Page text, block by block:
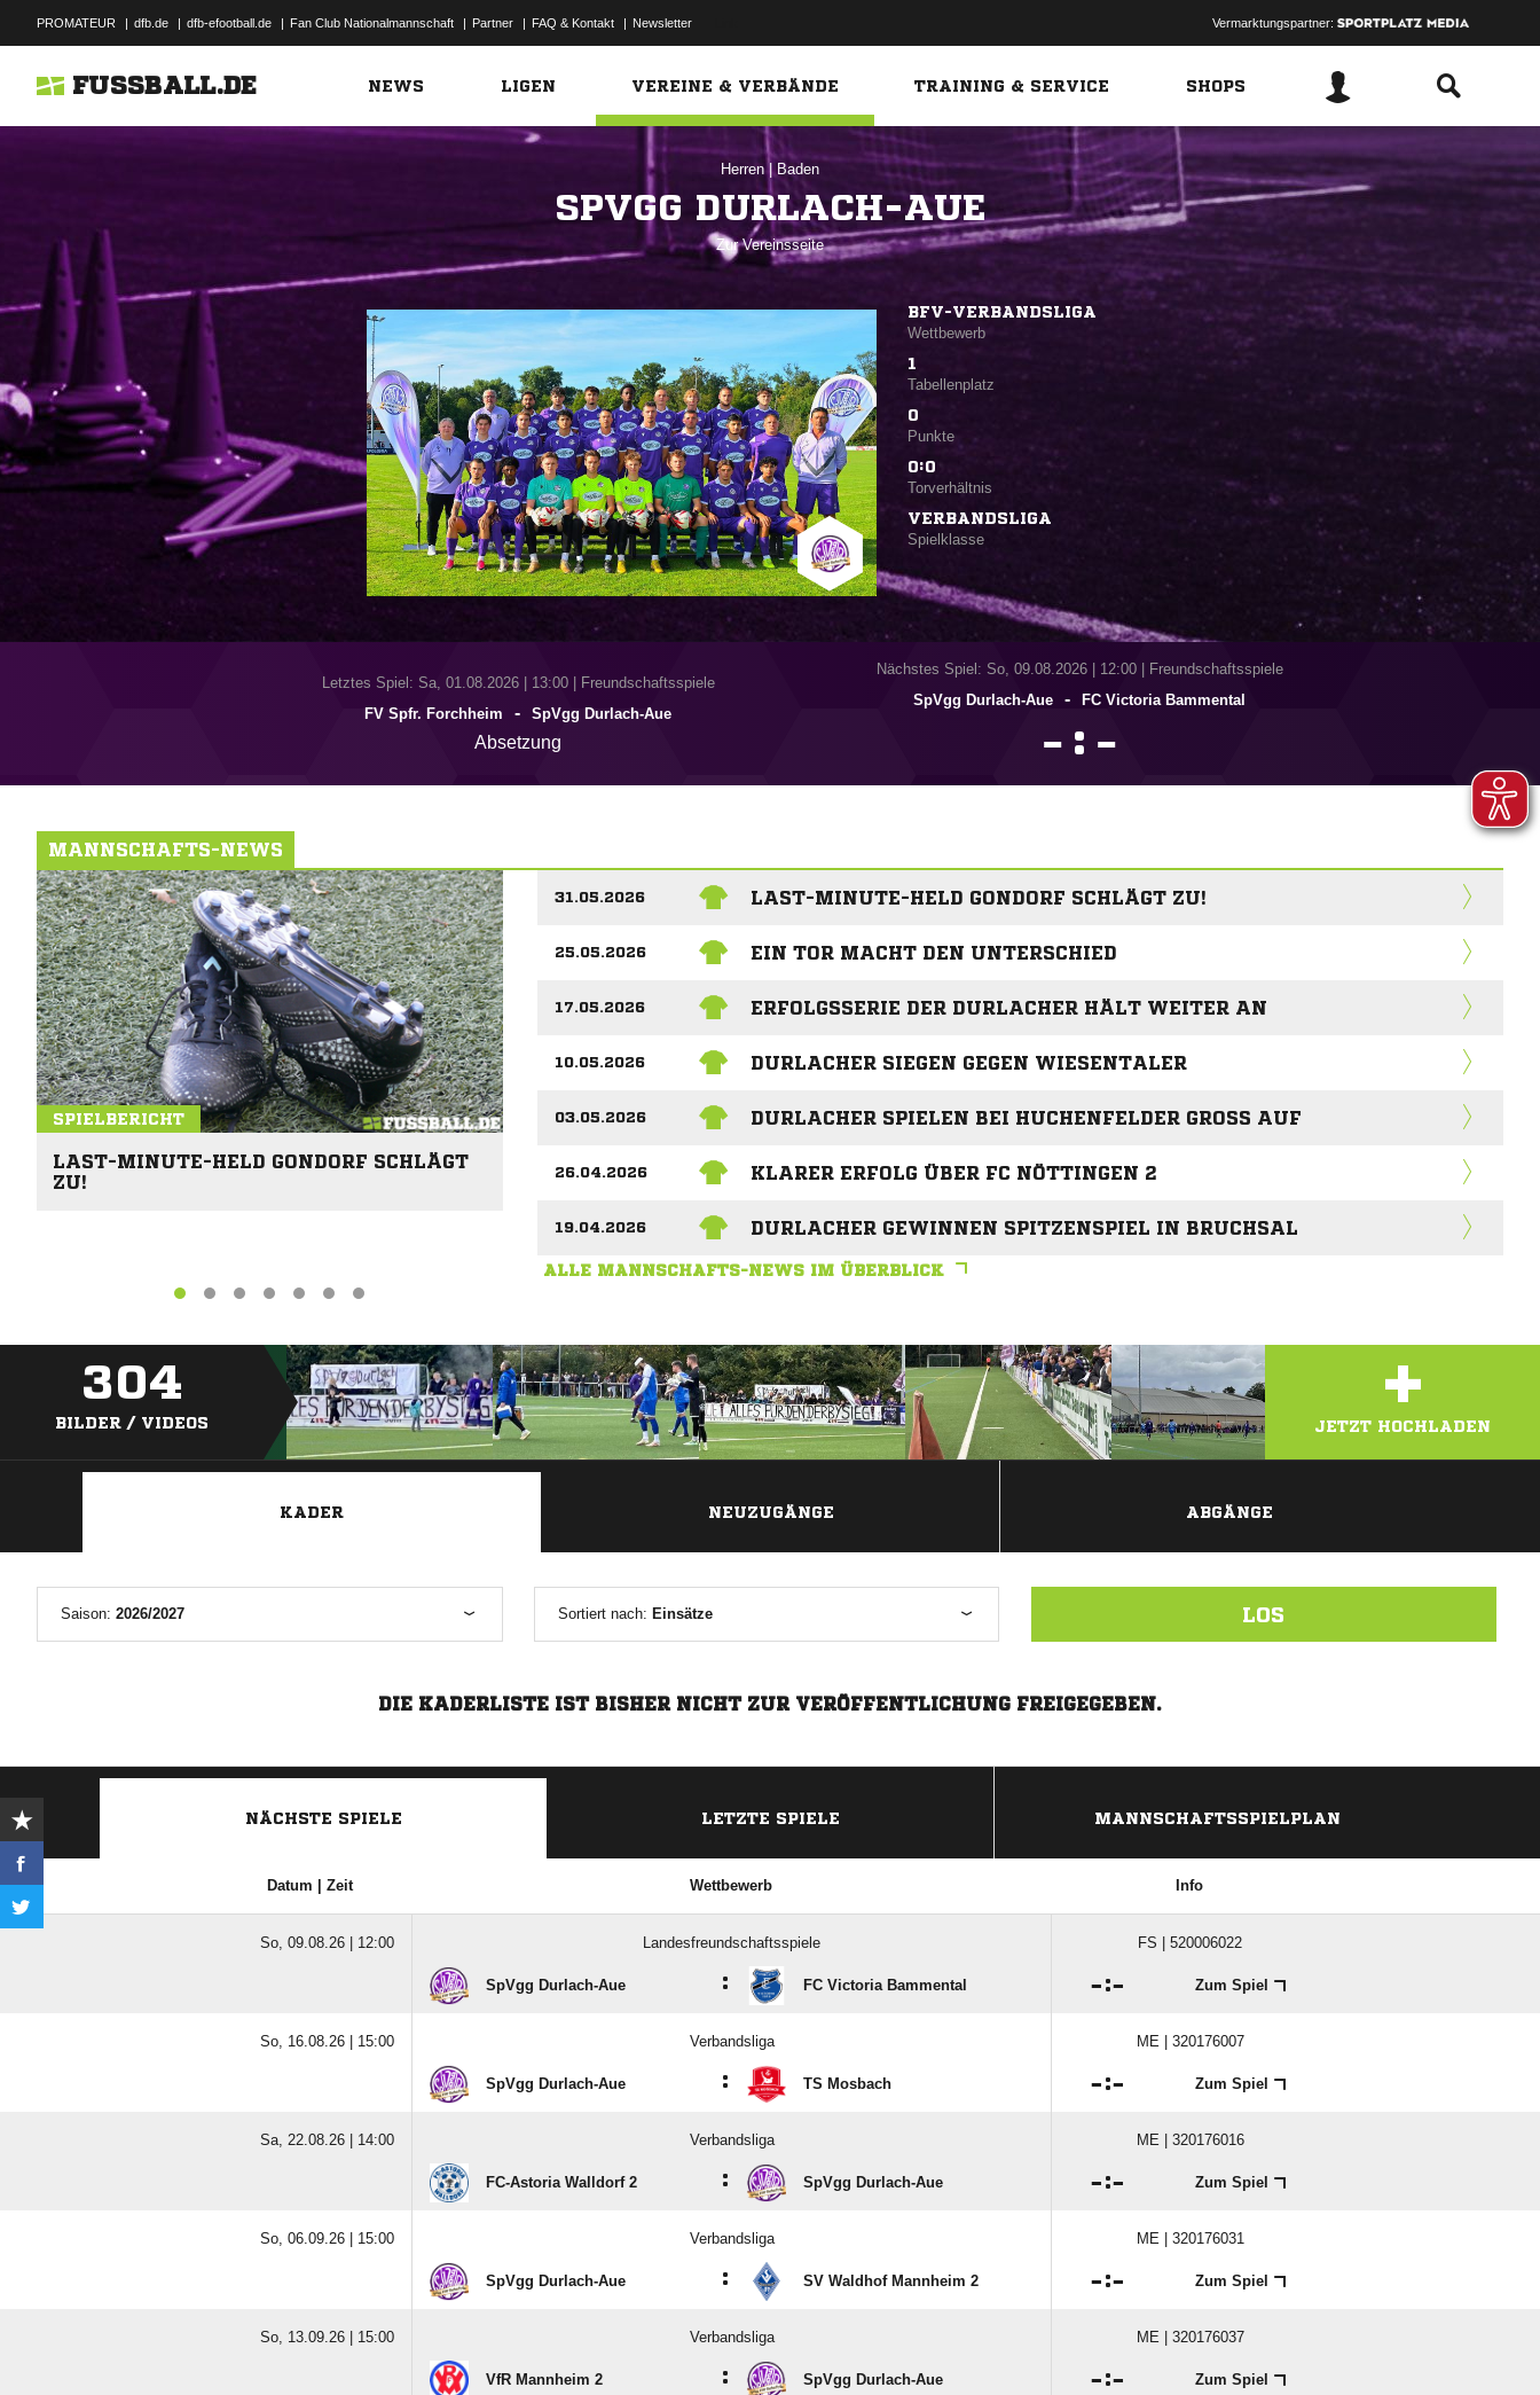
PROMATEUR | dfb.de | dfb-efootball.de | Fan Club Nationalmannschaft | Partner | FAQ & Kontakt | Newsletter Vermarktungspartner:
FUSSBALL.DE NEWS LIGEN VEREINE & VERBÄNDE TRAINING & SERVICE SHOPS
Herren Baden
SPVGG DURLACH-AUE
Zur Vereinsseite
BFV-VERBANDSLIGA
Wettbewerb
1
Tabellenplatz
0
Punkte
0:0
Torverhältnis
VERBANDSLIGA
Spielklasse
Letztes Spiel: Sa, 01.08.2026| 13:00 | Freundschaftsspiele
FV Spfr. Forchheim
- SpVgg Durlach-Aue
Absetzung
Nächstes Spiel: So, 09.08.2026| 12:00 | Freundschaftsspiele
SpVgg Durlach-Aue
- FC Victoria Bammental
 : 
MANNSCHAFTS-NEWS
SPIELBERICHT
LAST-MINUTE-HELD GONDORF SCHLÄGT
ZU!
31.05.2026 LAST-MINUTE-HELD GONDORF SCHLÄGT ZU!
25.05.2026 EIN TOR MACHT DEN UNTERSCHIED
17.05.2026 ERFOLGSSERIE DER DURLACHER HÄLT WEITER AN
10.05.2026 DURLACHER SIEGEN GEGEN WIESENTALER
03.05.2026 DURLACHER SPIELEN BEI HUCHENFELDER GROSS AUF
26.04.2026 KLARER ERFOLG ÜBER FC NÖTTINGEN 2
19.04.2026 DURLACHER GEWINNEN SPITZENSPIEL IN BRUCHSAL
ALLE MANNSCHAFTS-NEWS IM ÜBERBLICK
304
BILDER / VIDEOS +
JETZT HOCHLADEN
KADER NEUZUGÄNGE ABGÄNGE
Saison: 2026/2027 Sortiert nach: Einsätze LOS
DIE KADERLISTE IST BISHER NICHT ZUR VERÖFFENTLICHUNG FREIGEGEBEN.
NÄCHSTE SPIELE LETZTE SPIELE MANNSCHAFTSSPIELPLAN
Datum | Zeit Wettbewerb Info
So, 09.08.26 | 12:00 Landesfreundschaftsspiele FS | 520006022
SpVgg Durlach-Aue : FC Victoria Bammental : Zum Spiel
So, 16.08.26 | 15:00 Verbandsliga ME | 320176007
SpVgg Durlach-Aue : TS Mosbach : Zum Spiel
Sa, 22.08.26 | 14:00 Verbandsliga ME | 320176016
FC-Astoria Walldorf 2 : SpVgg Durlach-Aue : Zum Spiel
So, 06.09.26 | 15:00 Verbandsliga ME | 320176031
SpVgg Durlach-Aue : SV Waldhof Mannheim 2 : Zum Spiel
So, 13.09.26 | 15:00 Verbandsliga ME | 320176037
VfR Mannheim 2 : SpVgg Durlach-Aue : Zum Spiel